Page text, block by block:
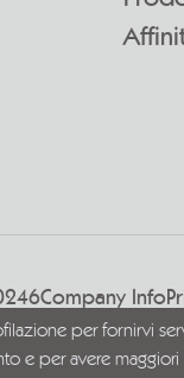
Company Info
per fornirvi
e per avere